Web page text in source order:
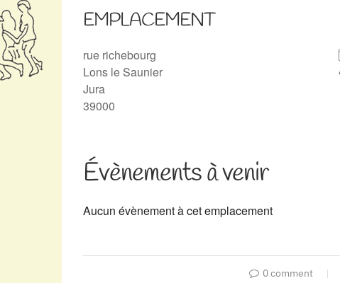
EMPLACEMENT
rue richebourg
Lons le Saunier
Jura
39000
Évènements à venir
Aucun évènement à cet emplacement
0 comment